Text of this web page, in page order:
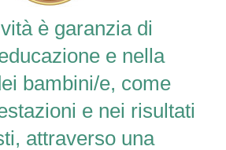
è garanzia di
e nella
bambini/e, come
e nei risultati
attraverso una